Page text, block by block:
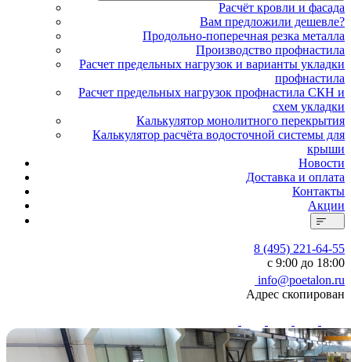
Расчёт кровли и фасада
Вам предложили дешевле?
Продольно-поперечная резка металла
Производство профнастила
Расчет предельных нагрузок и варианты укладки
профнастила
Расчет предельных нагрузок профнастила СКН и
схем укладки
Калькулятор монолитного перекрытия
Калькулятор расчёта водосточной системы для
крыши
Новости
Доставка и оплата
Контакты
Акции
8 (495) 221-64-55
с 9:00 до 18:00
info@poetalon.ru
Адрес скопирован